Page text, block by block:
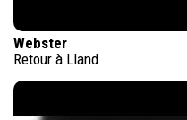
Webster
Retour à Lland